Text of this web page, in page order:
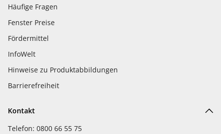
Häufige Fragen
Fenster Preise
Fördermittel
InfoWelt
Hinweise zu Produktabbildungen
Barrierefreiheit
Kontakt
Telefon: 0800 66 55 75